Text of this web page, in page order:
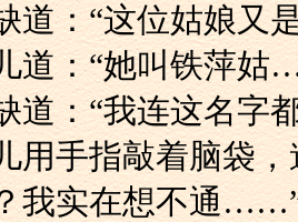
无缺道：“这位姑娘
鱼儿道：“她叫铁
无缺道：“我连这名
鱼儿用手指敲着脑
我实在想不通